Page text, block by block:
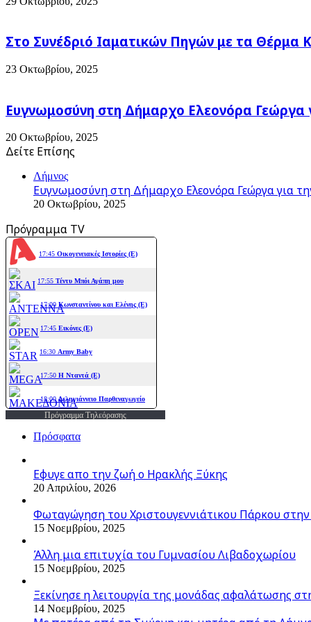
Στο Συνέδριό Ιαματικών Πηγών με τα Θέρμα
23 Οκτωβρίου, 2025
Ευγνωμοσύνη στη Δήμαρχο Ελεονόρα Γεώργα
20 Οκτωβρίου, 2025
Δείτε Επίσης
Λήμνος
Ευγνωμοσύνη στη Δήμαρχο Ελεονόρα Γεώργα για
20 Οκτωβρίου, 2025
Πρόγραμμα TV
Πρόγραμμα Τηλεόρασης
Πρόσφατα
Εφυγε απο την ζωή o Ηρακλής Ξύκης
20 Απριλίου, 2026
Φωταγώγηση του Χριστουγεννιάτικου Πάρκου
15 Νοεμβρίου, 2025
Άλλη μια επιτυχία του Γυμνασίου Λιβαδοχωρίου
15 Νοεμβρίου, 2025
Ξεκίνησε η λειτουργία της μονάδας αφαλάτωσης
14 Νοεμβρίου, 2025